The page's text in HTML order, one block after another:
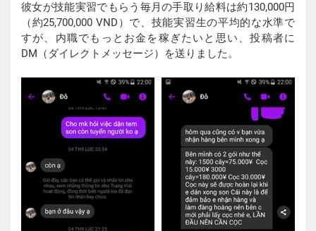
彼女が技能実習でもらう毎月の手取り給料は約130,000円
（約25,700,000 VND）で、技能実習生の平均的な水準で
すが、内職でもっとお金を稼ぎたいと思い、投稿者に
DM（ダイレクトメッセージ）を送りました。